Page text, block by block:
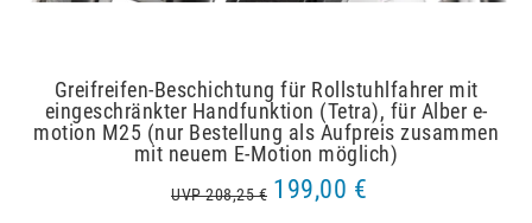
Greifreifen-Beschichtung für Rollstuhlfahrer mit
eingeschränkter Handfunktion (Tetra), für Alber e-
motion M25 (nur Bestellung als Aufpreis zusammen
mit neuem E-Motion möglich)
UVP 208,25 € 199,00 €